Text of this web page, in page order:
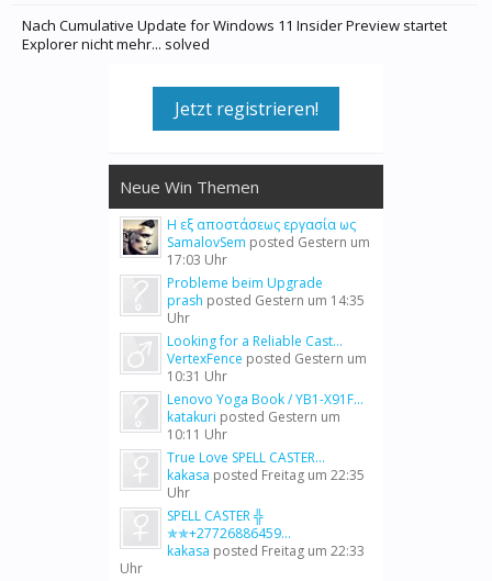
Nach Cumulative Update for Windows 11 Insider Preview startet
Explorer nicht mehr... solved
Jetzt registrieren!
Neue Win Themen
Η εξ αποστάσεως εργασία ως
SamalovSem posted Gestern um
17:03 Uhr
Probleme beim Upgrade
prash posted Gestern um 14:35
Uhr
Looking for a Reliable Cast...
VertexFence posted Gestern um
10:31 Uhr
Lenovo Yoga Book / YB1-X91F...
katakuri posted Gestern um
10:11 Uhr
True Love SPELL CASTER...
kakasa posted Freitag um 22:35
Uhr
SPELL CASTER ╬
✯✯+27726886459...
kakasa posted Freitag um 22:33
Uhr